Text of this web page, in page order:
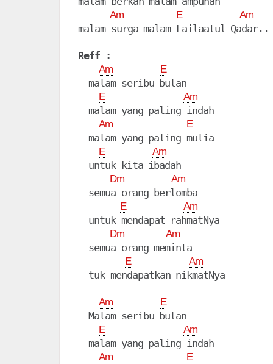
Am E Am
malam surga malam Lailaatul Qadar..
Reff :
Am E
  malam seribu bulan
E Am
  malam yang paling indah
Am E
  malam yang paling mulia
E Am
  untuk kita ibadah
Dm Am
  semua orang berlomba
E Am
  untuk mendapat rahmatNya
Dm Am
  semua orang meminta
E Am
  tuk mendapatkan nikmatNya
Am E
  Malam seribu bulan
E Am
  malam yang paling indah
Am E